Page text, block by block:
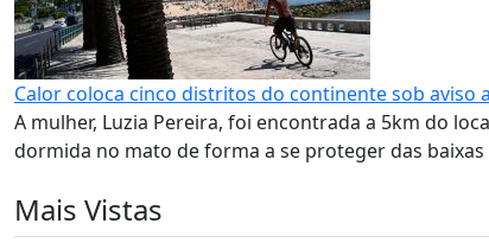
Calor coloca cinco distritos do continente sob aviso
A mulher, Luzia Pereira, foi encontrada a 5km do
dormida no mato de forma a se proteger das
Mais Vistas